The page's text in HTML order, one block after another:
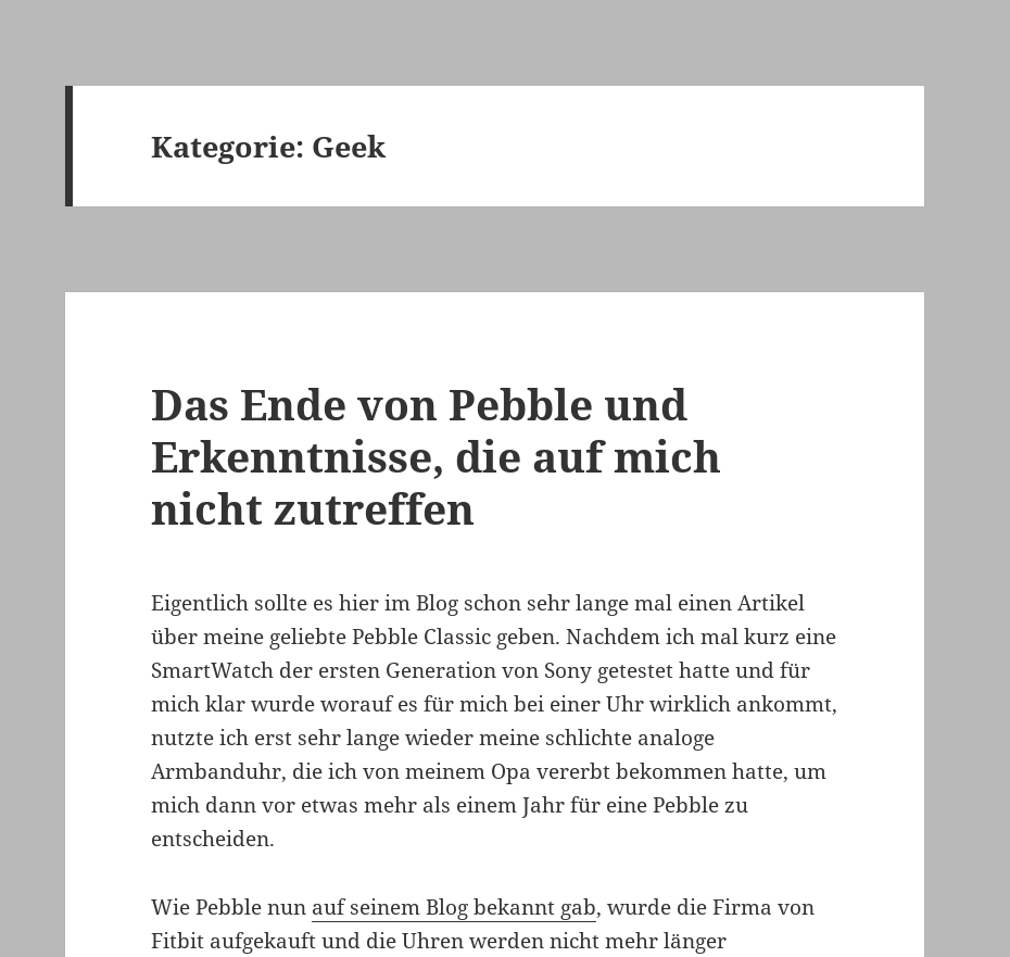
Kategorie: Geek
Das Ende von Pebble und
Erkenntnisse, die auf mich
nicht zutreffen
Eigentlich sollte es hier im Blog schon sehr lange mal einen Artikel
über meine geliebte Pebble Classic geben. Nachdem ich mal kurz eine
SmartWatch der ersten Generation von Sony getestet hatte und für
mich klar wurde worauf es für mich bei einer Uhr wirklich ankommt,
nutzte ich erst sehr lange wieder meine schlichte analoge
Armbanduhr, die ich von meinem Opa vererbt bekommen hatte, um
mich dann vor etwas mehr als einem Jahr für eine Pebble zu
entscheiden.
Wie Pebble nun auf seinem Blog bekannt gab, wurde die Firma von
Fitbit aufgekauft und die Uhren werden nicht mehr länger